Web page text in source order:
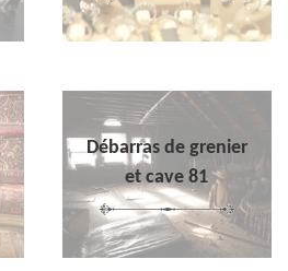
Débarras de grenier
et cave 81